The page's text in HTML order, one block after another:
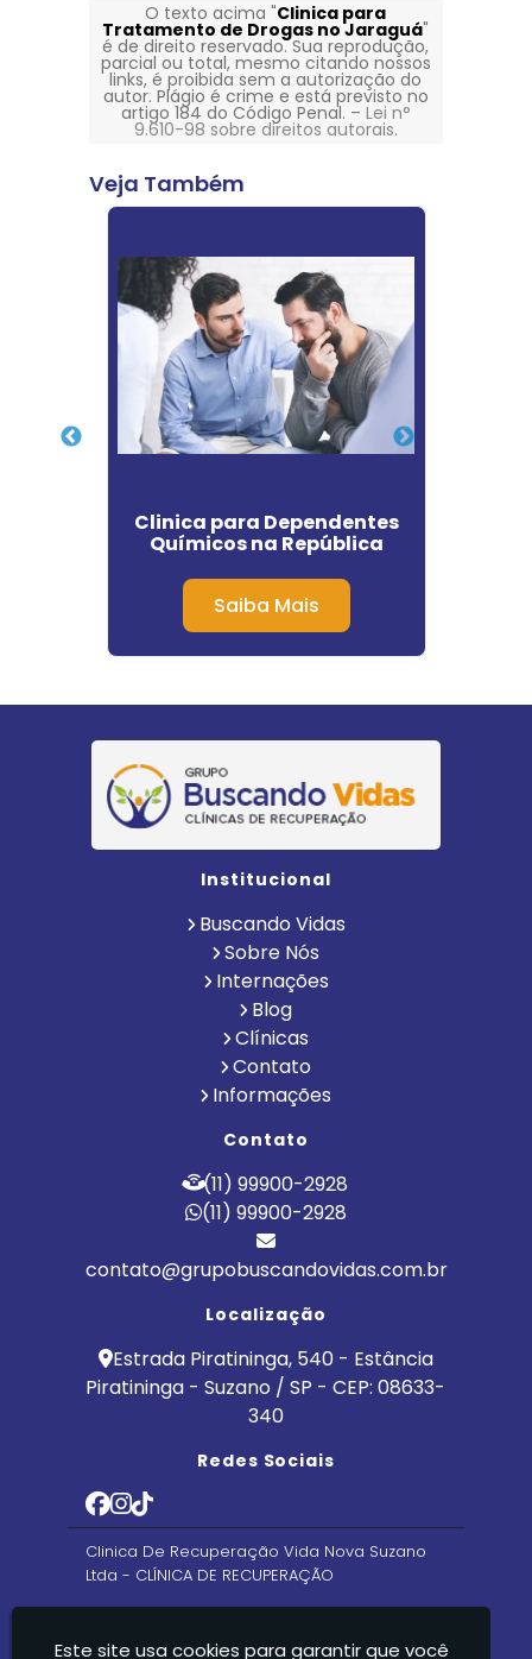
O texto acima "Clinica para
Tratamento de Drogas no Jaraguá"
é de direito reservado. Sua reprodução,
parcial ou total, mesmo citando nossos
links, é proibida sem a autorização do
autor. Plágio é crime e está previsto no
artigo 184 do Código Penal. – Lei n°
9.610-98 sobre direitos autorais.
Veja Também
Clinica para Dependentes
Químicos na República
Saiba Mais
Institucional
Buscando Vidas
Sobre Nós
Internações
Blog
Clínicas
Contato
Informações
Contato
(11) 99900-2928
(11) 99900-2928
contato@grupobuscandovidas.com.br
Localização
Estrada Piratininga, 540 - Estância
Piratininga - Suzano / SP - CEP: 08633-
340
Redes Sociais
Clinica De Recuperação Vida Nova Suzano
Ltda - CLÍNICA DE RECUPERAÇÃO
Este site usa cookies para garantir que você